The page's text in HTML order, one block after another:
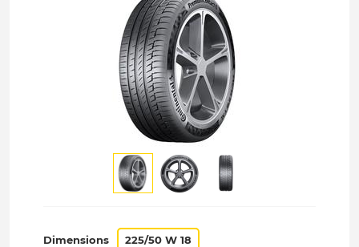
Dimensions 225/50 W 18